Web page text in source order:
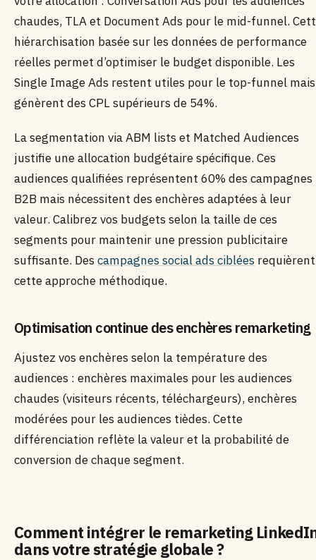
chaudes, TLA et Document Ads pour le mid-funnel.
hiérarchisation basée sur les données de performance
réelles permet d’optimiser le budget disponible. Les
Single Image Ads restent utiles pour le top-funnel mais
génèrent des CPL supérieurs de 54%.
La segmentation via ABM lists et Matched Audiences
justifie une allocation budgétaire spécifique. Ces
audiences qualifiées représentent 60% des campagnes
B2B mais nécessitent des enchères adaptées à leur
valeur. Calibrez vos budgets selon la taille de ces
segments pour maintenir une pression publicitaire
suffisante. Des campagnes social ads ciblées requièrent
cette approche méthodique.
Optimisation continue des enchères remarketing
Ajustez vos enchères selon la température des
audiences : enchères maximales pour les audiences
chaudes (visiteurs récents, téléchargeurs), enchères
modérées pour les audiences tièdes. Cette
différenciation reflète la valeur et la probabilité de
conversion de chaque segment.
Comment intégrer le remarketing
dans votre stratégie globale ?